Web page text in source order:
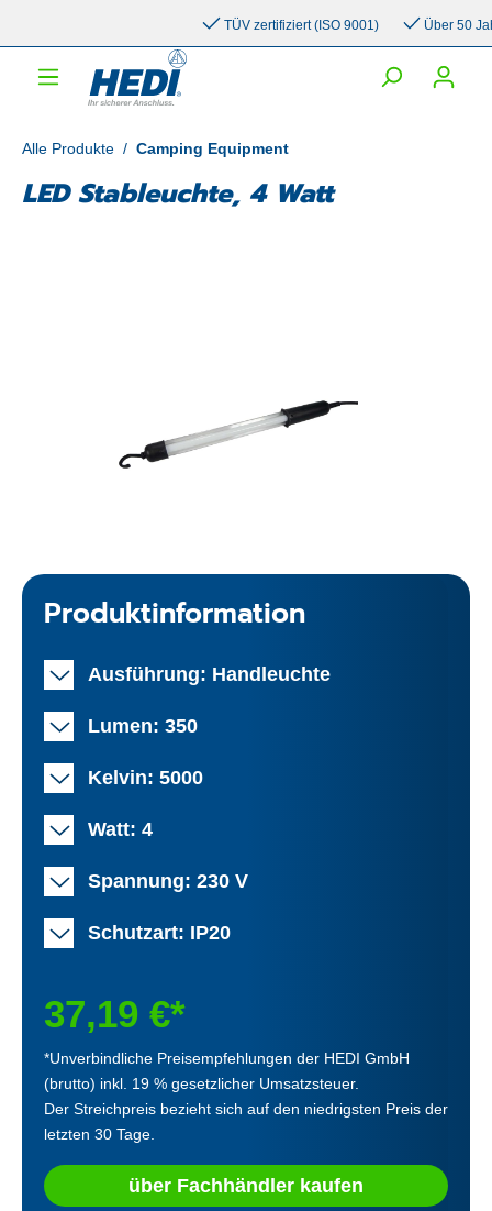
TÜV zertifiziert (ISO 9001) Über 50
Alle Produkte / Camping Equipment
LED Stableuchte, 4 Watt
Produktinformation
Ausführung: Handleuchte
Lumen: 350
Kelvin: 5000
Watt: 4
Spannung: 230 V
Schutzart: IP20
37,19 €*
*Unverbindliche Preisempfehlungen der HEDI GmbH
(brutto) inkl. 19 % gesetzlicher Umsatzsteuer.
Der Streichpreis bezieht sich auf den niedrigsten Preis der
letzten 30 Tage.
über Fachhändler kaufen